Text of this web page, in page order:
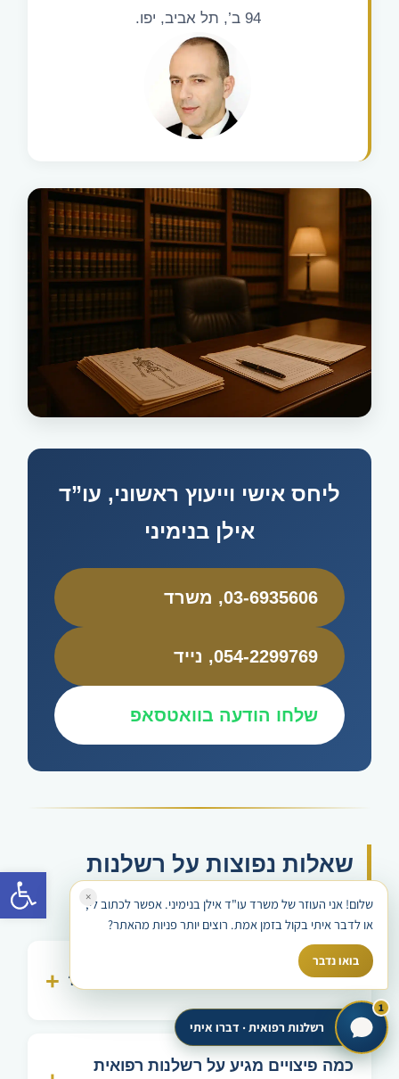
פתח
94 ב’, תל אביב, יפו.
ליחס אישי וייעוץ ראשוני, עו”ד
אילן בנימיני
03-6935606, משרד
054-2299769, נייד
שלחו הודעה בוואטסאפ
שאלות נפוצות על רשלנות
רפואית אירוע מוחי
מהי רשלנות רפואית באבחון אירוע מוחי?
כמה פיצויים מגיע על רשלנות רפואית
×
שלום! אני העוזר של משרד עו"ד אילן בנימיני. אפשר לכתוב לי,
או לדבר איתי בקול בזמן אמת. רוצים יותר פניות מהאתר?
בואו נדבר
1
רשלנות רפואית · דברו איתי